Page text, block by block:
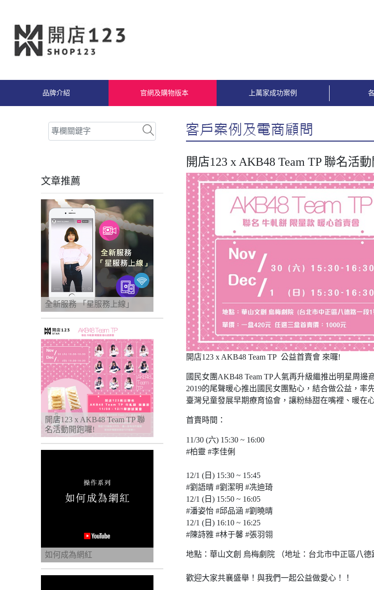
品牌介紹 官網及購物版本 上萬家成功案例
文章推薦
全新服務 「星服務上線」
開店123 x AKB48 Team TP 聯
名活動開跑囉!
如何成為網紅
開店123 x AKB48 Team TP 聯名活
開店123 x AKB48 Team TP 公益首賣會 來囉!
國民女團AKB48 Team TP人氣再升級繼推出明星周
2019的尾聲暖心推出國民女團點心，結合做公益，率
臺灣兒童發展早期療育協會，讓粉絲甜在嘴裡、暖在
首賣時間：
11/30 (六) 15:30 ~ 16:00
#柏靈 #李佳俐
12/1 (日) 15:30 ~ 15:45
#劉語晴 #劉潔明 #冼迪琦
12/1 (日) 15:50 ~ 16:05
#潘姿怡 #邱品涵 #劉曉晴
12/1 (日) 16:10 ~ 16:25
#陳詩雅 #林于馨 #張羽翎
地點：華山文創 烏梅劇院 （地址：台北市中正區八德
歡迎大家共襄盛舉！與我們一起公益做愛心！！